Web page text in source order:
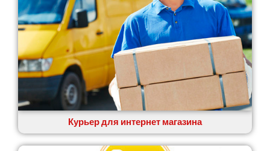
Курьер для интернет магазина